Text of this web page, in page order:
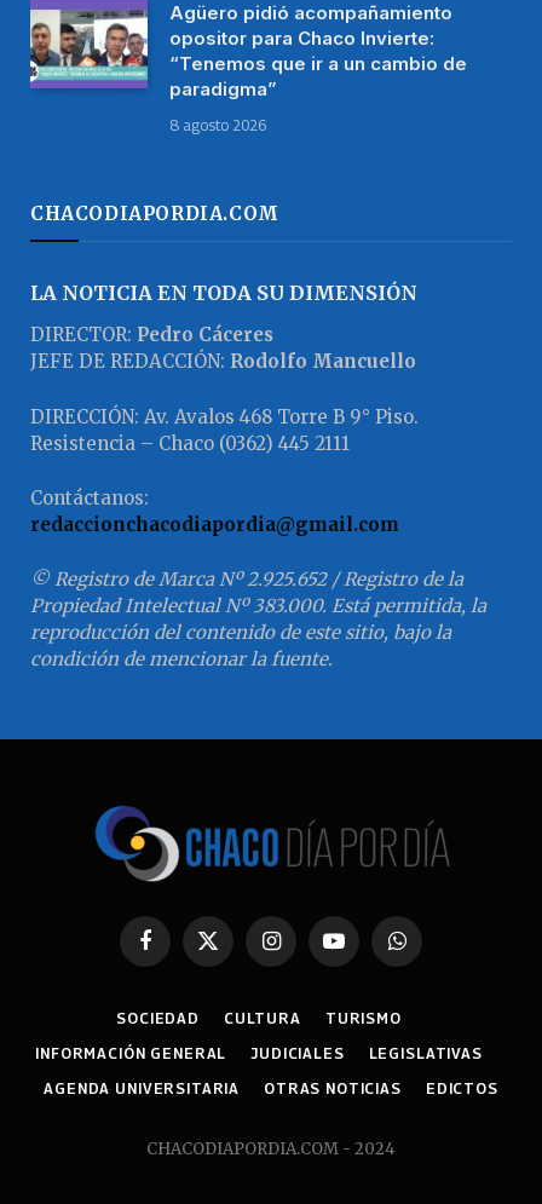
Agüero pidió acompañamiento
opositor para Chaco Invierte:
“Tenemos que ir a un cambio de
paradigma”
8 agosto 2026
CHACODIAPORDIA.COM
LA NOTICIA EN TODA SU DIMENSIÓN
DIRECTOR: Pedro Cáceres
JEFE DE REDACCIÓN: Rodolfo Mancuello
DIRECCIÓN: Av. Avalos 468 Torre B 9° Piso.
Resistencia – Chaco (0362) 445 2111
Contáctanos:
redaccionchacodiapordia@gmail.com
© Registro de Marca Nº 2.925.652 / Registro de la
Propiedad Intelectual Nº 383.000. Está permitida, la
reproducción del contenido de este sitio, bajo la
condición de mencionar la fuente.
Facebook
X
(Twitter)
InstagramYouTubeWhatsApp
SOCIEDAD CULTURA
TURISMO
INFORMACIÓN GENERAL
JUDICIALES
LEGISLATIVAS
AGENDA UNIVERSITARIA
OTRAS NOTICIAS EDICTOS
CHACODIAPORDIA.COM - 2024